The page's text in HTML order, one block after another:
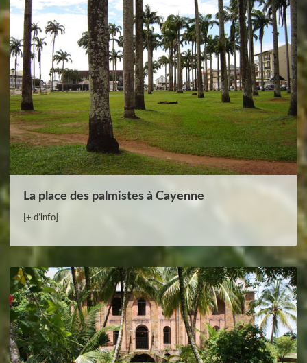
La place des palmistes à Cayenne
[+ d’info]